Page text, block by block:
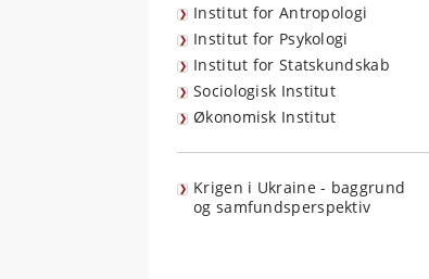
Institut for Antropologi
Institut for Psykologi
Institut for Statskundskab
Sociologisk Institut
Økonomisk Institut
Krigen i Ukraine - baggrund
og samfundsperspektiv